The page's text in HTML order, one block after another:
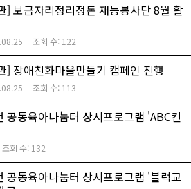
] 보금자리정리정돈 재능봉사단 8월 활
조회 수: 122
] 장애친화마을만들기 캠페인 진행
조회 수: 113
동육아나눔터 상시프로그램 'ABC킨
조회 수: 132
공동육아나눔터 상시프로그램 '블럭교